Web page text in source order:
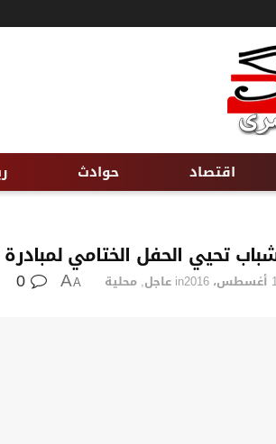
اقتصاد حوادث
تحيي الحفل الختامي لمبادرة
in عاجل, محلية A
A